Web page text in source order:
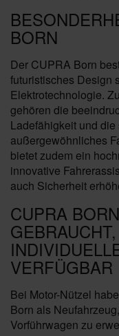
BORN
Der CUPRA Born
futuristisches Design
Elektrotechnologie.
gehören die
Ladefähigkeit und
außergewöhnliches
bietet zudem ein
innovative
auch Sicherheit
CUPRA
VERFÜGBAR
Bei Motor-Nützel
Born als
Vorführwagen zu